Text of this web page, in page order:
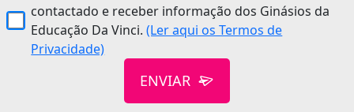
contactado e receber informação dos Ginásios da
Educação Da Vinci.(Ler aqui os Termos de
Privacidade)
ENVIAR